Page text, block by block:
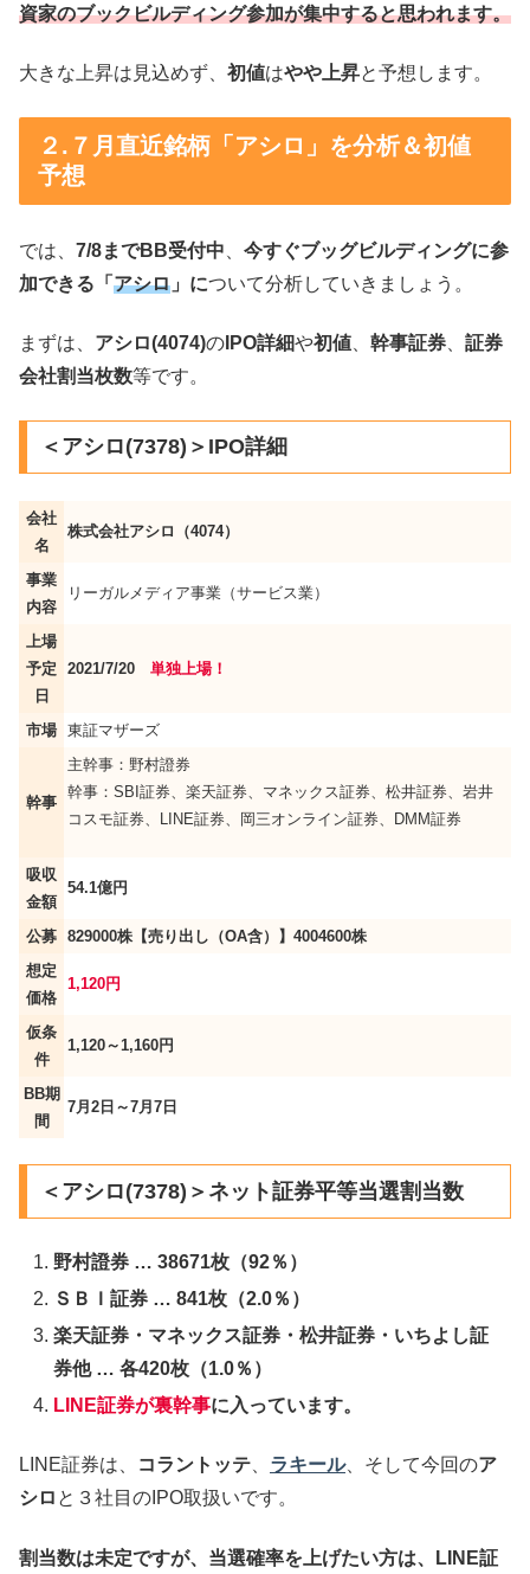
資家のブックビルディング参加が集中すると思われます。
大きな上昇は見込めず、 初値はやや上昇と予想します。
２.７月直近銘柄「アシロ」を分析＆初値
予想
では、 7/8までBB受付中
今すぐブッグビルディングに参
加できる「 アシロ 」について分析していきましょう。
まずは、 アシロ(4074)の IPO詳細や初値 幹事証券
証券
会社割当枚数等です。
＜アシロ(7378)＞IPO詳細
会社
名
株式会社アシロ（4074）
事業
内容
リーガルメディア事業（サービス業）
上場
予定
日
2021/7/20 単独上場！
市場 東証マザーズ
幹事
主幹事：野村證券
幹事：SBI証券、楽天証券、マネックス証券、松井証券、岩井
コスモ証券、LINE証券、岡三オンライン証券、DMM証券
吸収
金額
54.1億円
公募 829000株【売り出し（OA含）】4004600株
想定
価格
1,120円
仮条
件
1,120～1,160円
BB期
間
7月2日～7月7日
＜アシロ(7378)＞ネット証券平等当選割当数
野村證券 … 38671枚（92％）
ＳＢＩ証券 … 841枚（2.0％）
楽天証券・マネックス証券・松井証券・いちよし証
券他 … 各420枚（1.0％）
LINE証券が裏幹事に入っています。
LINE証券は、 コラントッテ、 ラキール、そして今回のア
シロ と３社目のIPO取扱いです。
割当数は未定ですが、当選確率を上げたい方は、LINE証